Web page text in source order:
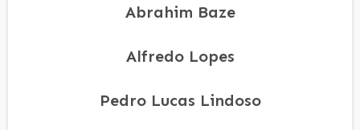
Abrahim Baze
Alfredo Lopes
Pedro Lucas Lindoso